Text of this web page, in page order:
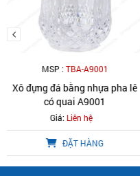
MSP :TBA-A032
Xô đựng đá ướp lạnh bằng
nhựa trong A032
Giá:Liên hệ
ĐẶT HÀNG